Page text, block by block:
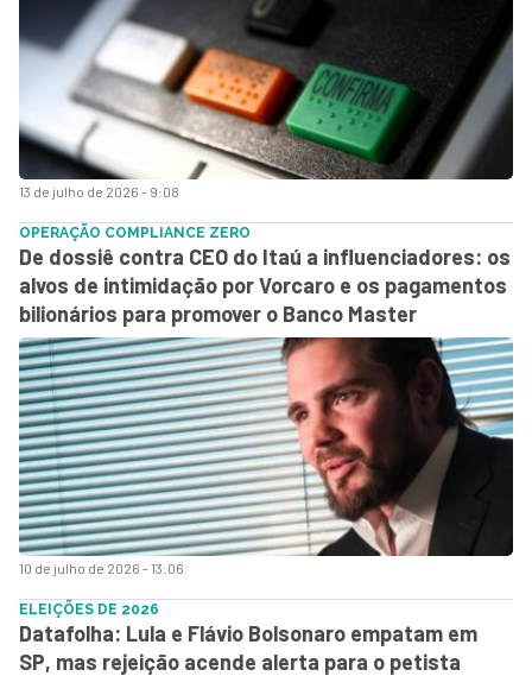
13 de julho de 2026 - 9:08
10 de julho de 2026 - 13:06
OPERAÇÃO COMPLIANCE ZERO
De dossiê contra CEO do Itaú a influenciadores: os
alvos de intimidação por Vorcaro e os pagamentos
bilionários para promover o Banco Master
ELEIÇÕES DE 2026
Datafolha: Lula e Flávio Bolsonaro empatam em
SP, mas rejeição acende alerta para o petista